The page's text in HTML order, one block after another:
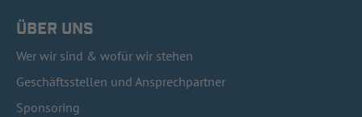
ÜBER UNS
Wer wir sind & wofür wir stehen
Geschäftsstellen und Ansprechpartner
Sponsoring